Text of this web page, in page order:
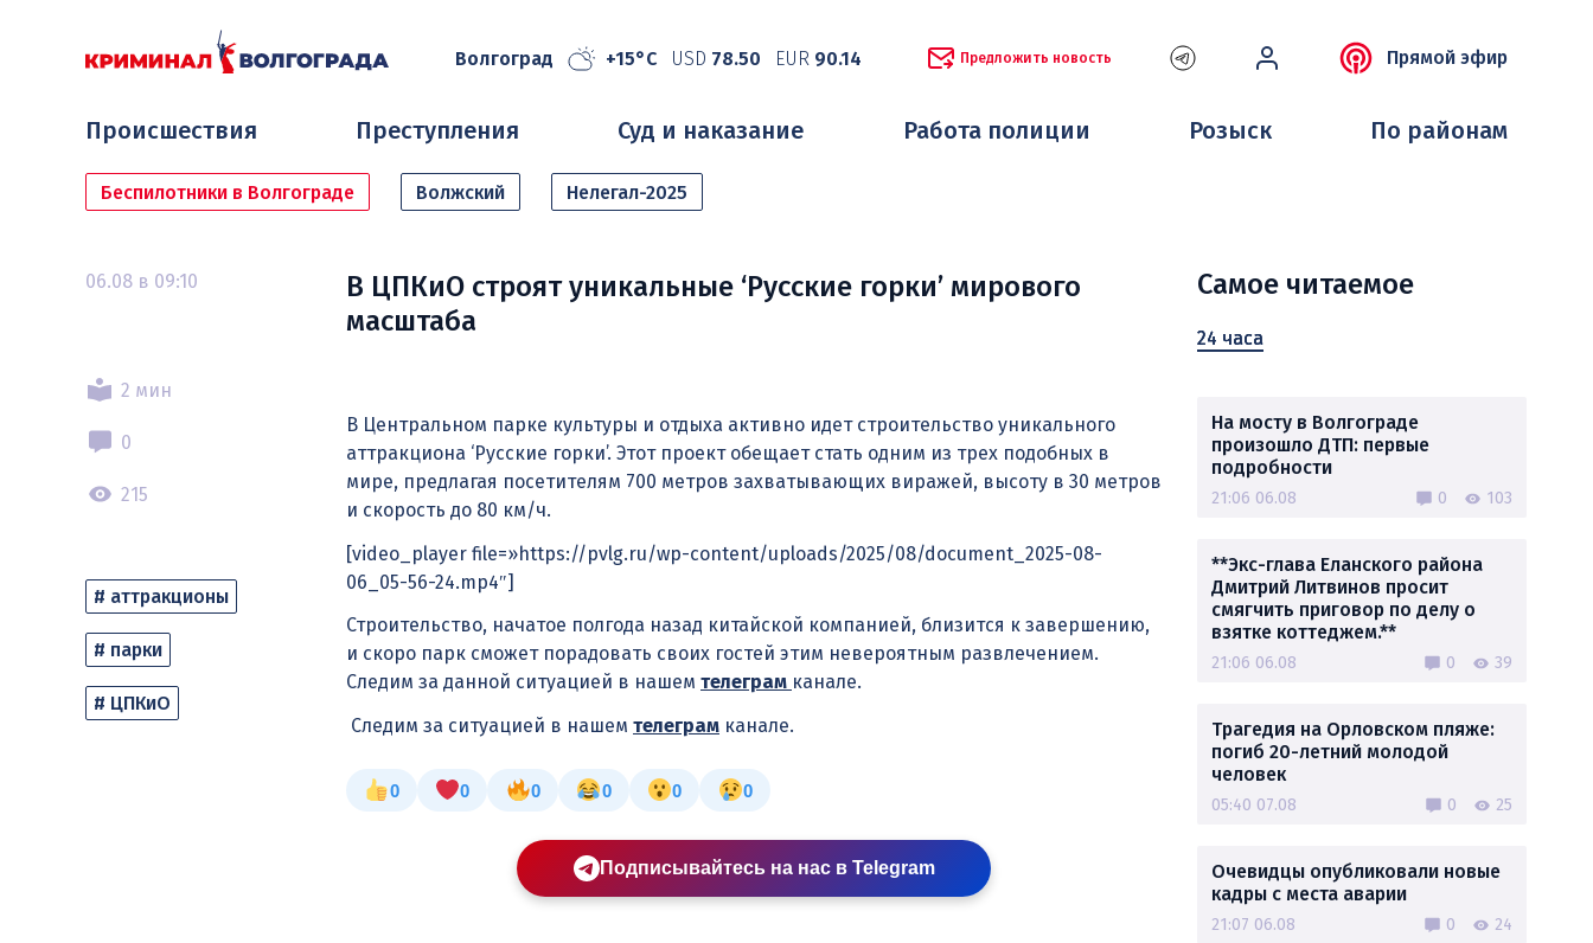
Волгоград +15°C USD 78.50 EUR 90.14 Предложить новость Прямой эфир
Происшествия Преступления Суд и наказание Работа полиции Розыск По районам
Беспилотники в Волгограде Волжский Нелегал-2025
06.08 в 09:10
2 мин
0
215
# аттракционы
# парки
# ЦПКиО
В ЦПКиО строят уникальные ‘Русские горки’ мирового
масштаба
В Центральном парке культуры и отдыха активно идет строительство уникального
аттракциона ‘Русские горки’. Этот проект обещает стать одним из трех подобных в
мире, предлагая посетителям 700 метров захватывающих виражей, высоту в 30 метров
и скорость до 80 км/ч.
[video_player file=»https://pvlg.ru/wp-content/uploads/2025/08/document_2025-08-
06_05-56-24.mp4″]
Строительство, начатое полгода назад китайской компанией, близится к завершению,
и скоро парк сможет порадовать своих гостей этим невероятным развлечением.
Следим за данной ситуацией в нашем телеграм канале.
Следим за ситуацией в нашем телеграм канале.
0 0 0 0 0 0
Подписывайтесь на нас в Telegram
Самое читаемое
24 часа
На мосту в Волгограде
произошло ДТП: первые
подробности
21:06 06.08 0 103
**Экс-глава Еланского района
Дмитрий Литвинов просит
смягчить приговор по делу о
взятке коттеджем.**
21:06 06.08 0 39
Трагедия на Орловском пляже:
погиб 20-летний молодой
человек
05:40 07.08 0 25
Очевидцы опубликовали новые
кадры с места аварии
21:07 06.08 0 24